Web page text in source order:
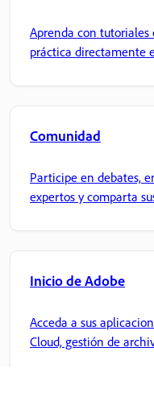
Aprenda con tutoriales
práctica directamente
Comunidad
Participe en debates,
expertos y comparta
Inicio de Adobe
Acceda a sus
Cloud, gestión de